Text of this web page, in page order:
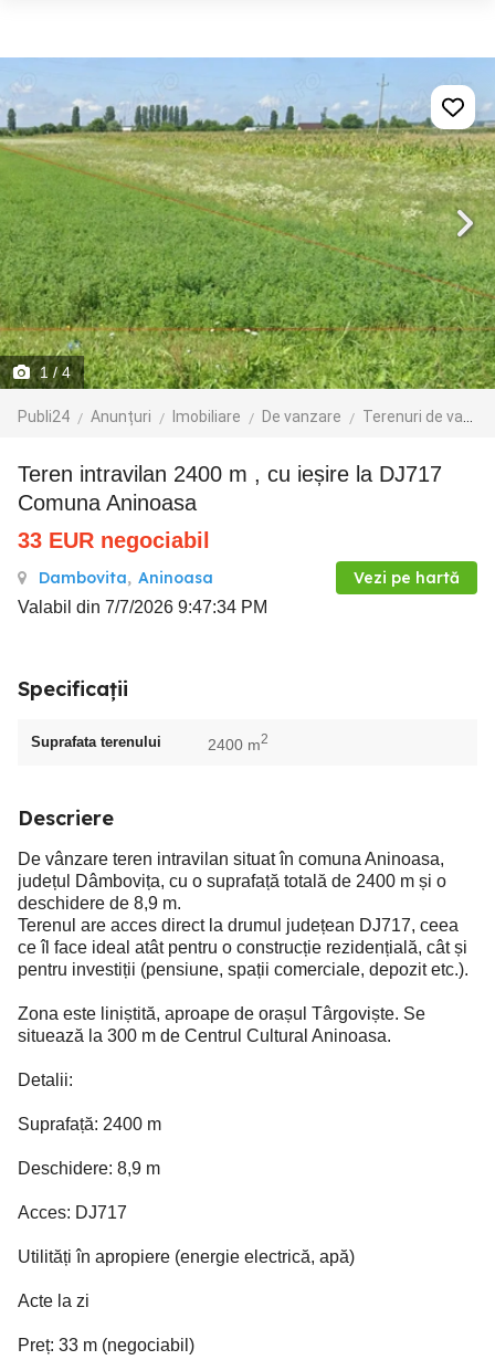
1 / 4
Publi24 Anunțuri Imobiliare De vanzare Terenuri de vanzare
Teren intravilan 2400 m , cu ieșire la DJ717
Comuna Aninoasa
33 EUR negociabil
Dambovita, Aninoasa Vezi pe hartă
Valabil din 7/7/2026 9:47:34 PM
Specificații
Suprafata terenului 2400 m2
Descriere
De vânzare teren intravilan situat în comuna Aninoasa,
județul Dâmbovița, cu o suprafață totală de 2400 m și o
deschidere de 8,9 m.
Terenul are acces direct la drumul județean DJ717, ceea
ce îl face ideal atât pentru o construcție rezidențială, cât și
pentru investiții (pensiune, spații comerciale, depozit etc.).
Zona este liniștită, aproape de orașul Târgoviște. Se
situează la 300 m de Centrul Cultural Aninoasa.
Detalii:
Suprafață: 2400 m
Deschidere: 8,9 m
Acces: DJ717
Utilități în apropiere (energie electrică, apă)
Acte la zi
Preț: 33 m (negociabil)